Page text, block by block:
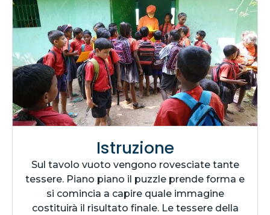
Istruzione
Sul tavolo vuoto vengono rovesciate tante
tessere. Piano piano il puzzle prende forma e
si comincia a capire quale immagine
costituirà il risultato finale. Le tessere della